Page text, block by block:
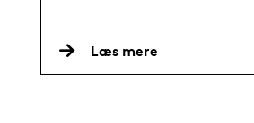
Læs mere